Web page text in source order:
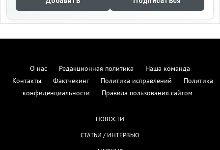
О нас Редакционная политика
Наша команда
Контакты
Фактчекинг Политика исправлений
Политика
конфиденциальности
Правила пользования сайтом
НОВОСТИ
СТАТЬИ / ИНТЕРВЬЮ